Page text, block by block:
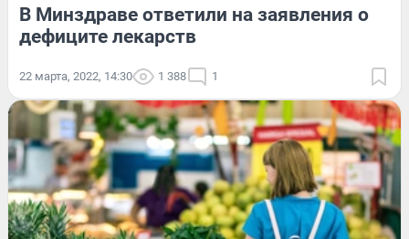
В Минздраве ответили на заявления о
дефиците лекарств
22 марта, 2022, 14:30 1 388 1